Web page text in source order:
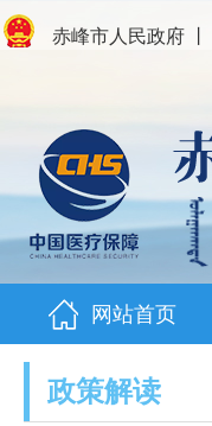
赤峰市人民政府
网站首页
政策解读